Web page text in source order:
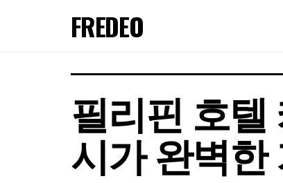
FREDEO
필리핀 호텔
시가 완벽한